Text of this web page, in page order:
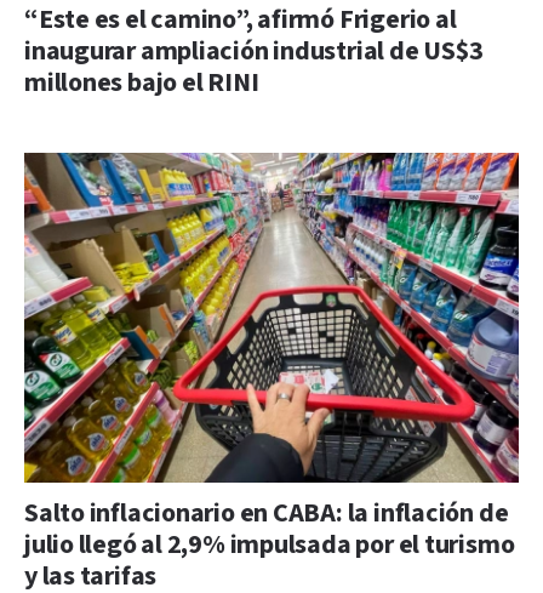
“Este es el camino”, afirmó Frigerio al
inaugurar ampliación industrial de US$3
millones bajo el RINI
Salto inflacionario en CABA: la inflación de
julio llegó al 2,9% impulsada por el turismo
y las tarifas